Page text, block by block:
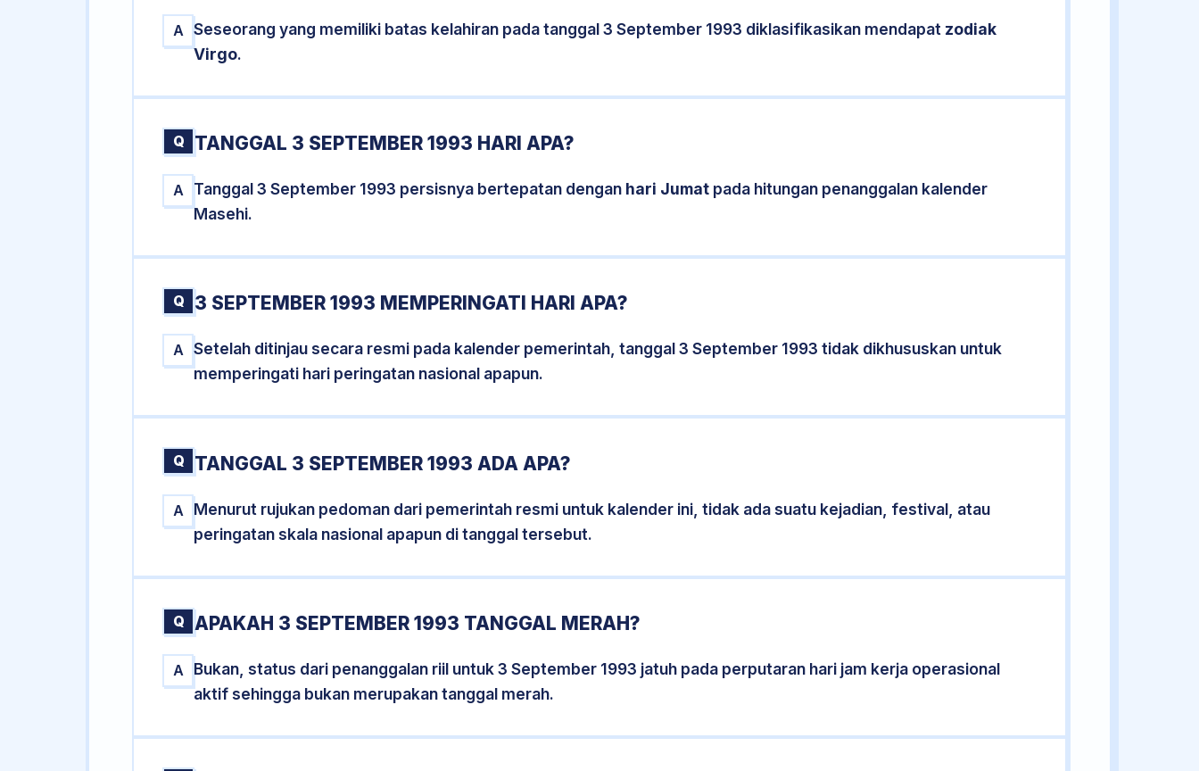
A Seseorang yang memiliki batas kelahiran pada tanggal 3 September 1993 diklasifikasikan mendapat zodiak
Virgo.
Q TANGGAL 3 SEPTEMBER 1993 HARI APA?
A Tanggal 3 September 1993 persisnya bertepatan dengan hari Jumat pada hitungan penanggalan kalender
Masehi.
Q 3 SEPTEMBER 1993 MEMPERINGATI HARI APA?
A Setelah ditinjau secara resmi pada kalender pemerintah, tanggal 3 September 1993 tidak dikhususkan untuk
memperingati hari peringatan nasional apapun.
Q TANGGAL 3 SEPTEMBER 1993 ADA APA?
A
Menurut rujukan pedoman dari pemerintah resmi untuk kalender ini, tidak ada suatu kejadian, festival, atau
peringatan skala nasional apapun di tanggal tersebut.
Q APAKAH 3 SEPTEMBER 1993 TANGGAL MERAH?
A
Bukan, status dari penanggalan riil untuk 3 September 1993 jatuh pada perputaran hari jam kerja operasional
aktif sehingga bukan merupakan tanggal merah.